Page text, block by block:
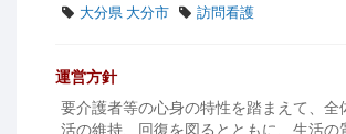
大分県 大分市 訪問看護
運営方針
要介護者等の心身の特性を踏まえて、全
活の維持、回復を図るとともに、生活の